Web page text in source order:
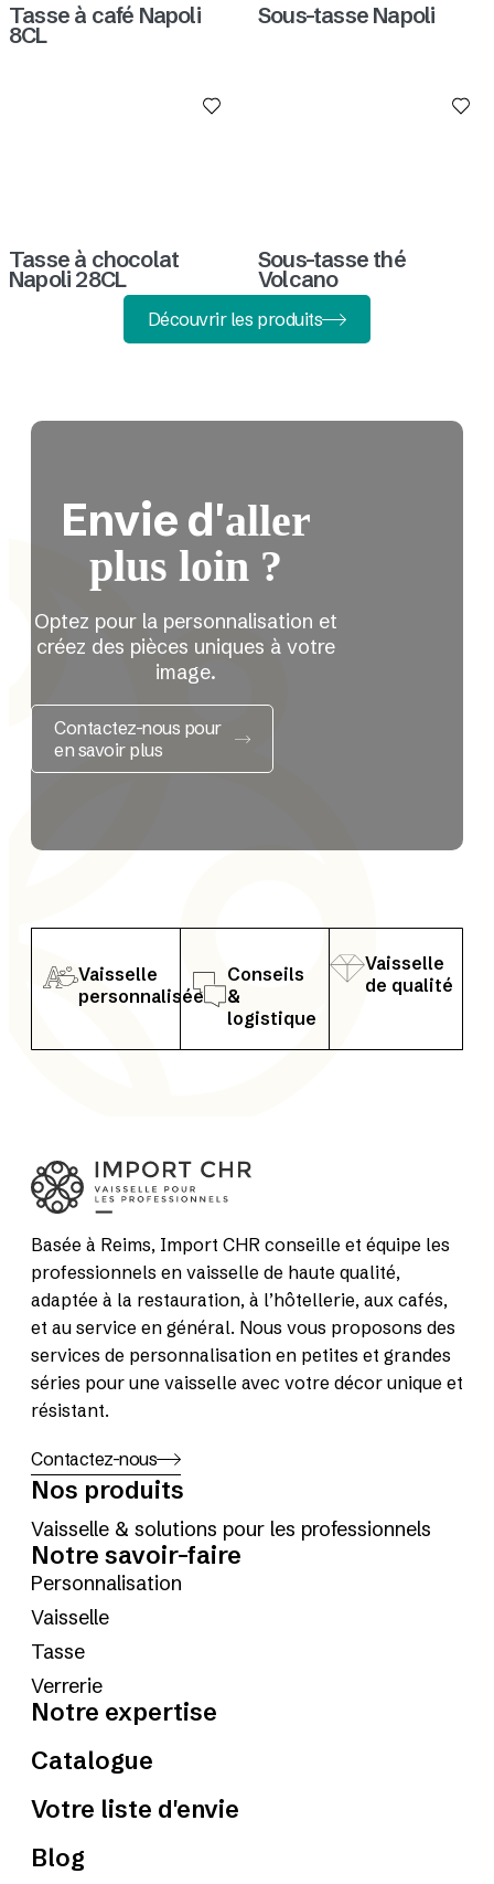
Tasse à café Napoli
8CL
Sous-tasse Napoli
Tasse à chocolat
Napoli 28CL
Sous-tasse thé
Volcano
Découvrir les produits
Envie d'aller
plus loin ?
Optez pour la personnalisation et
créez des pièces uniques à votre
image.
Contactez-nous pour
en savoir plus
Vaisselle
personnalisée
Conseils
&
logistique
Vaisselle
de qualité
Basée à Reims, Import CHR conseille et équipe les
professionnels en vaisselle de haute qualité,
adaptée à la restauration, à l’hôtellerie, aux cafés,
et au service en général. Nous vous proposons des
services de personnalisation en petites et grandes
séries pour une vaisselle avec votre décor unique et
résistant.
Contactez-nous
Nos produits
Vaisselle & solutions pour les professionnels
Notre savoir-faire
Personnalisation
Vaisselle
Tasse
Verrerie
Notre expertise
Catalogue
Votre liste d'envie
Blog